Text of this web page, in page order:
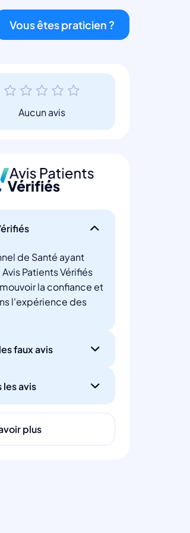
Vous êtes praticien ?
Aucun avis
de Santé ayant
Patients Vérifiés
la confiance et
l'expérience des
faux avis
les avis
plus